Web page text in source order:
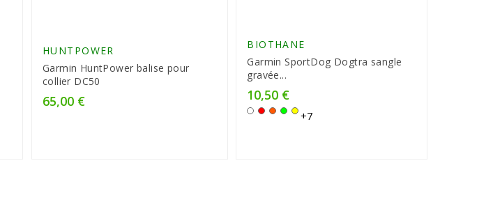
Prix
65,00 €
HUNTPOWER
Garmin HuntPower balise pour
collier DC50
Prix
10,50 €
BIOTHANE
Garmin SportDog Dogtra sangle
gravée...
BlancRouge
Orange
VertJaune
+7